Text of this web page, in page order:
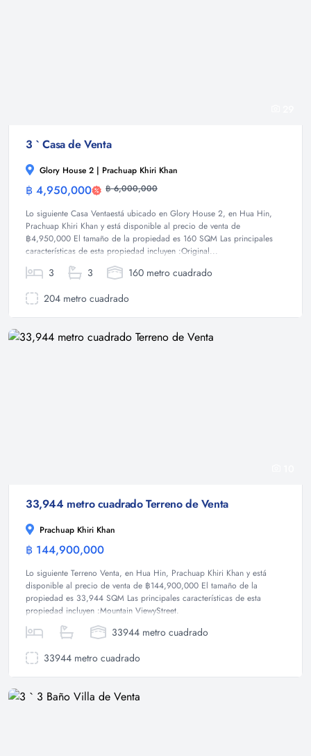
3 ` Casa de Venta
Glory House 2 | Prachuap Khiri Khan
฿ 4,950,000 ฿ 6,000,000
Lo siguiente Casa Ventaestá ubicado en Glory House 2, en Hua Hin,
Prachuap Khiri Khan y está disponible al precio de venta de
฿4,950,000 El tamaño de la propiedad es 160 SQM Las principales
características de esta propiedad incluyen :Original...
3 3
160 metro cuadrado
204 metro cuadrado
33,944 metro cuadrado Terreno de Venta
Prachuap Khiri Khan
฿ 144,900,000
Lo siguiente Terreno Venta, en Hua Hin, Prachuap Khiri Khan y está
disponible al precio de venta de ฿144,900,000 El tamaño de la
propiedad es 33,944 SQM Las principales características de esta
propiedad incluyen :Mountain ViewyStreet.
33944 metro cuadrado
33944 metro cuadrado